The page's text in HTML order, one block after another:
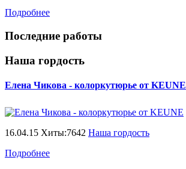
Подробнее
Последние работы
Наша гордость
Елена Чикова - колоркутюрье от KEUNE
16.04.15 Хиты:7642 Наша гордость
Подробнее